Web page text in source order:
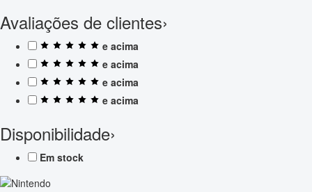
Avaliações de clientes›
e acima
e acima
e acima
e acima
Disponibilidade›
Em stock